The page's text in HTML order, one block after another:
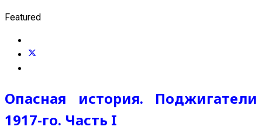
Featured
Опасная история. Поджигатели
1917-го. Часть I